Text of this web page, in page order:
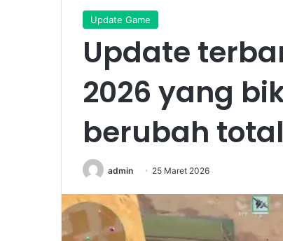
Update Game
Update
2026 yang
berubah total
admin 25 Maret 2026